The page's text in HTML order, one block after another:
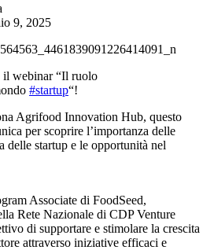
9, 2025
il webinar “Il ruolo
#startup“!
Agrifood Innovation Hub, questo
per scoprire l’importanza delle
delle startup e le opportunità nel
Associate di FoodSeed,
Rete Nazionale di CDP Venture
di supportare e stimolare la crescita
attraverso iniziative efficaci e